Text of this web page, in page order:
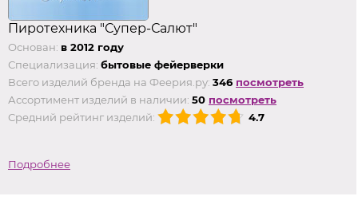
Пиротехника "Супер-Салют"
Основан: в 2012 году
Специализация: бытовые фейерверки
Всего изделий бренда на Феерия.ру: 346 посмотреть
Ассортимент изделий в наличии: 50 посмотреть
Средний рейтинг изделий:
4.7
Подробнее